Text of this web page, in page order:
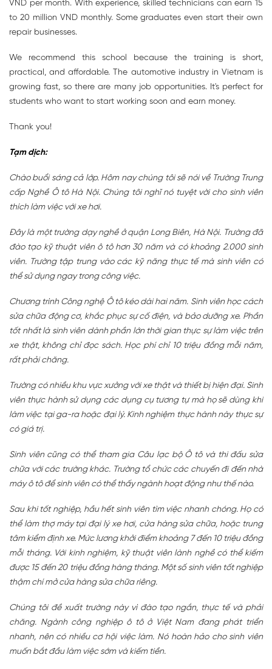
VND per month. With experience, skilled technicians can earn 15
to 20 million VND monthly. Some graduates even start their own
repair businesses.
We recommend this school because the training is short,
practical, and affordable. The automotive industry in Vietnam is
growing fast, so there are many job opportunities. It's perfect for
students who want to start working soon and earn money.
Thank you!
Tạm dịch:
Chào buổi sáng cả lớp. Hôm nay chúng tôi sẽ nói về Trường Trung
cấp Nghề Ô tô Hà Nội. Chúng tôi nghĩ nó tuyệt vời cho sinh viên
thích làm việc với xe hơi.
Đây là một trường dạy nghề ở quận Long Biên, Hà Nội. Trường đã
đào tạo kỹ thuật viên ô tô hơn 30 năm và có khoảng 2.000 sinh
viên. Trường tập trung vào các kỹ năng thực tế mà sinh viên có
thể sử dụng ngay trong công việc.
Chương trình Công nghệ Ô tô kéo dài hai năm. Sinh viên học cách
sửa chữa động cơ, khắc phục sự cố điện, và bảo dưỡng xe. Phần
tốt nhất là sinh viên dành phần lớn thời gian thực sự làm việc trên
xe thật, không chỉ đọc sách. Học phí chỉ 10 triệu đồng mỗi năm,
rất phải chăng.
Trường có nhiều khu vực xưởng với xe thật và thiết bị hiện đại. Sinh
viên thực hành sử dụng các dụng cụ tương tự mà họ sẽ dùng khi
làm việc tại ga-ra hoặc đại lý. Kinh nghiệm thực hành này thực sự
có giá trị.
Sinh viên cũng có thể tham gia Câu lạc bộ Ô tô và thi đấu sửa
chữa với các trường khác. Trường tổ chức các chuyến đi đến nhà
máy ô tô để sinh viên có thể thấy ngành hoạt động như thế nào.
Sau khi tốt nghiệp, hầu hết sinh viên tìm việc nhanh chóng. Họ có
thể làm thợ máy tại đại lý xe hơi, cửa hàng sửa chữa, hoặc trung
tâm kiểm định xe. Mức lương khởi điểm khoảng 7 đến 10 triệu đồng
mỗi tháng. Với kinh nghiệm, kỹ thuật viên lành nghề có thể kiếm
được 15 đến 20 triệu đồng hàng tháng. Một số sinh viên tốt nghiệp
thậm chí mở cửa hàng sửa chữa riêng.
Chúng tôi đề xuất trường này vì đào tạo ngắn, thực tế và phải
chăng. Ngành công nghiệp ô tô ở Việt Nam đang phát triển
nhanh, nên có nhiều cơ hội việc làm. Nó hoàn hảo cho sinh viên
muốn bắt đầu làm việc sớm và kiếm tiền.